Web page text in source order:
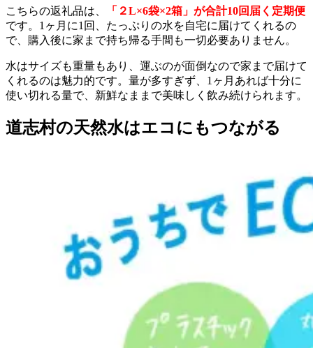
こちらの返礼品は、
「２L×6袋×2箱」が合計10回届く定期便
です。1ヶ月に1回、たっぷりの水を自宅に届けてくれるの
で、購入後に家まで持ち帰る手間も一切必要ありません。
水はサイズも重量もあり、運ぶのが面倒なので家まで届けて
くれるのは魅力的です。量が多すぎず、1ヶ月あれば十分に
使い切れる量で、新鮮なままで美味しく飲み続けられます。
道志村の天然水はエコにもつながる